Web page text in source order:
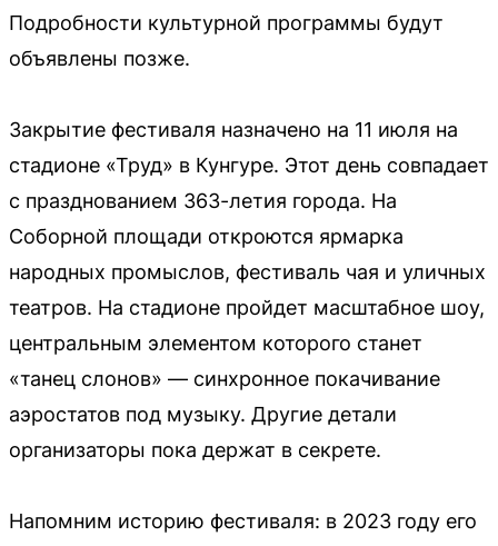
Подробности культурной программы будут
объявлены позже.
Закрытие фестиваля назначено на 11 июля на
стадионе «Труд» в Кунгуре. Этот день совпадает
с празднованием 363-летия города. На
Соборной площади откроются ярмарка
народных промыслов, фестиваль чая и уличных
театров. На стадионе пройдет масштабное шоу,
центральным элементом которого станет
«танец слонов» — синхронное покачивание
аэростатов под музыку. Другие детали
организаторы пока держат в секрете.
Напомним историю фестиваля: в 2023 году его